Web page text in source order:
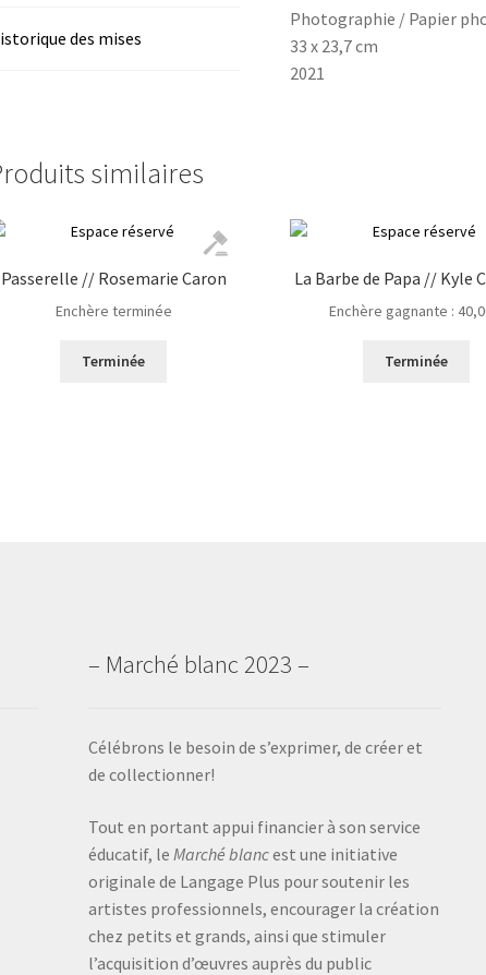
des mises
Photographie / Papier
33 x 23,7 cm
2021
similaires
Passerelle // Rosemarie Caron
Enchère terminée
Terminée
La Barbe de Papa // Kyle
Enchère gagnante :
Terminée
– Marché blanc 2023 –
Célébrons le besoin de s’exprimer, de créer et
de collectionner!
Tout en portant appui financier à son service
éducatif, le Marché blancest une initiative
originale de Langage Plus pour soutenir les
artistes professionnels, encourager la création
chez petits et grands, ainsi que stimuler
l’acquisition d’œuvres auprès du public